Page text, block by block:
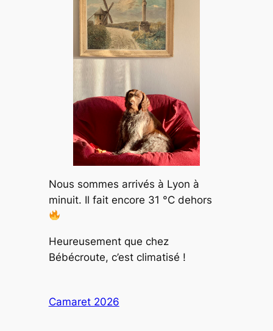
Nous sommes arrivés à Lyon à
minuit. Il fait encore 31 °C dehors
Heureusement que chez
Bébécroute, c’est climatisé !
Camaret 2026